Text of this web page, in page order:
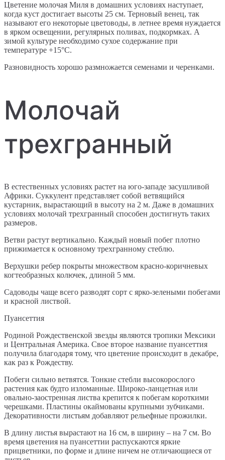
Цветение молочая Миля в домашних условиях наступает,
когда куст достигает высоты 25 см. Терновый венец, так
называют его некоторые цветоводы, в летнее время нуждается
в ярком освещении, регулярных поливах, подкормках. А
зимой культуре необходимо сухое содержание при
температуре +15°C.
Разновидность хорошо размножается семенами и черенками.
Молочай
трехгранный
В естественных условиях растет на юго-западе засушливой
Африки. Суккулент представляет собой ветвящийся
кустарник, вырастающий в высоту на 2 м. Даже в домашних
условиях молочай трехгранный способен достигнуть таких
размеров.
Ветви растут вертикально. Каждый новый побег плотно
прижимается к основному трехгранному стеблю.
Верхушки ребер покрыты множеством красно-коричневых
когтеобразных колючек, длиной 5 мм.
Садоводы чаще всего разводят сорт с ярко-зелеными побегами
и красной листвой.
Пуансеттия
Родиной Рождественской звезды являются тропики Мексики
и Центральная Америка. Свое второе название пуансеттия
получила благодаря тому, что цветение происходит в декабре,
как раз к Рождеству.
Побеги сильно ветвятся. Тонкие стебли высокорослого
растения как будто изломанные. Широко-ланцетная или
овально-заостренная листва крепится к побегам короткими
черешками. Пластины окаймованы крупными зубчиками.
Декоративности листьям добавляют рельефные прожилки.
В длину листья вырастают на 16 см, в ширину – на 7 см. Во
время цветения на пуансеттии распускаются яркие
прицветники, по форме и длине ничем не отличающиеся от